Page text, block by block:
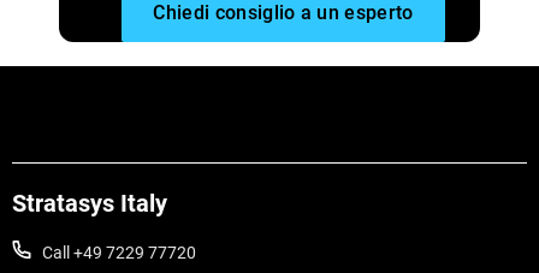
Chiedi consiglio a un esperto
Stratasys Italy
Call +49 7229 77720